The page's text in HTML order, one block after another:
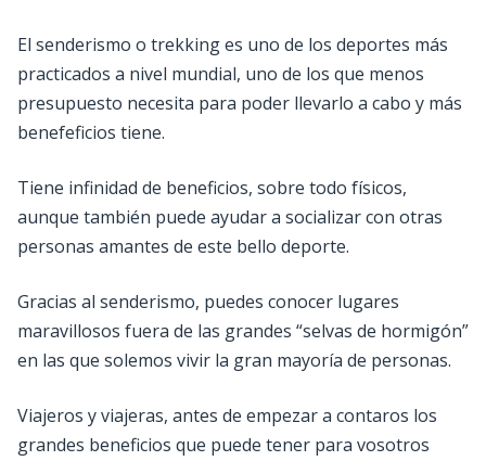
El senderismo o trekking es uno de los deportes más
practicados a nivel mundial, uno de los que menos
presupuesto necesita para poder llevarlo a cabo y más
benefeficios tiene.
Tiene infinidad de beneficios, sobre todo físicos,
aunque también puede ayudar a socializar con otras
personas amantes de este bello deporte.
Gracias al senderismo, puedes conocer lugares
maravillosos fuera de las grandes “selvas de hormigón”
en las que solemos vivir la gran mayoría de personas.
Viajeros y viajeras, antes de empezar a contaros los
grandes beneficios que puede tener para vosotros